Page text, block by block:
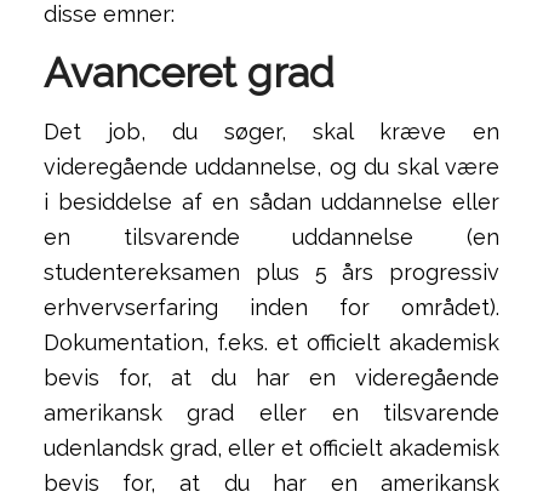
disse emner:
Avanceret grad
Det job, du søger, skal kræve en
videregående uddannelse, og du skal være
i besiddelse af en sådan uddannelse eller
en tilsvarende uddannelse (en
studentereksamen plus 5 års progressiv
erhvervserfaring inden for området).
Dokumentation, f.eks. et officielt akademisk
bevis for, at du har en videregående
amerikansk grad eller en tilsvarende
udenlandsk grad, eller et officielt akademisk
bevis for, at du har en amerikansk